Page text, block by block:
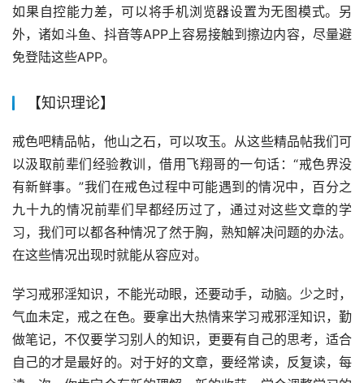
如果自控能力差，可以将手机浏览器设置为无图模式。另
外，诸如斗鱼、抖音等APP上容易接触到擦边内容，尽量避
免登陆这些APP。
【知识理论】
戒色吧精品帖，他山之石，可以攻玉。从这些精品帖我们可
以汲取前辈们经验教训，借用飞翔哥的一句话：“戒色界没
有新鲜事。”我们在戒色过程中可能遇到的情况中，百分之
九十九的情况前辈们早都经历过了，通过对这些文章的学
习，我们可以都各种情况了然于胸，熟知解决问题的办法。
在这些情况出现时就能从容应对。
学习戒邪淫知识，不能光动眼，还要动手，动脑。少之时，
气血未定，戒之在色。要拿出大热情来学习戒邪淫知识，勤
做笔记，不仅要学习别人的知识，更要有自己的思考，适合
自己的才是最好的。对于好的文章，要经常读，反复读，每